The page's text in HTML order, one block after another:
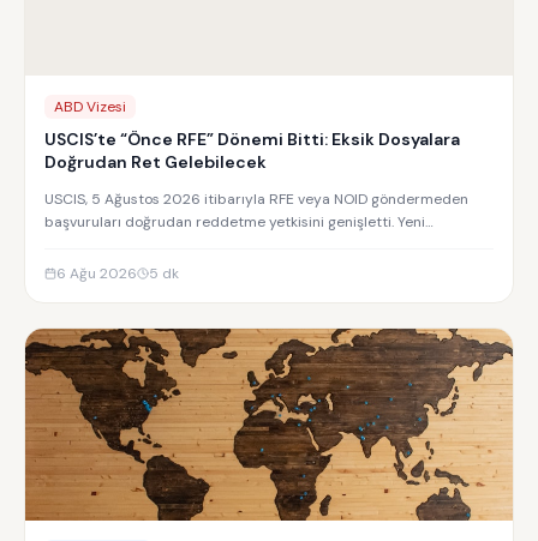
ABD Vizesi
USCIS’te “Önce RFE” Dönemi Bitti: Eksik Dosyalara
Doğrudan Ret Gelebilecek
USCIS, 5 Ağustos 2026 itibarıyla RFE veya NOID göndermeden
başvuruları doğrudan reddetme yetkisini genişletti. Yeni
6 Ağu 2026
5 dk